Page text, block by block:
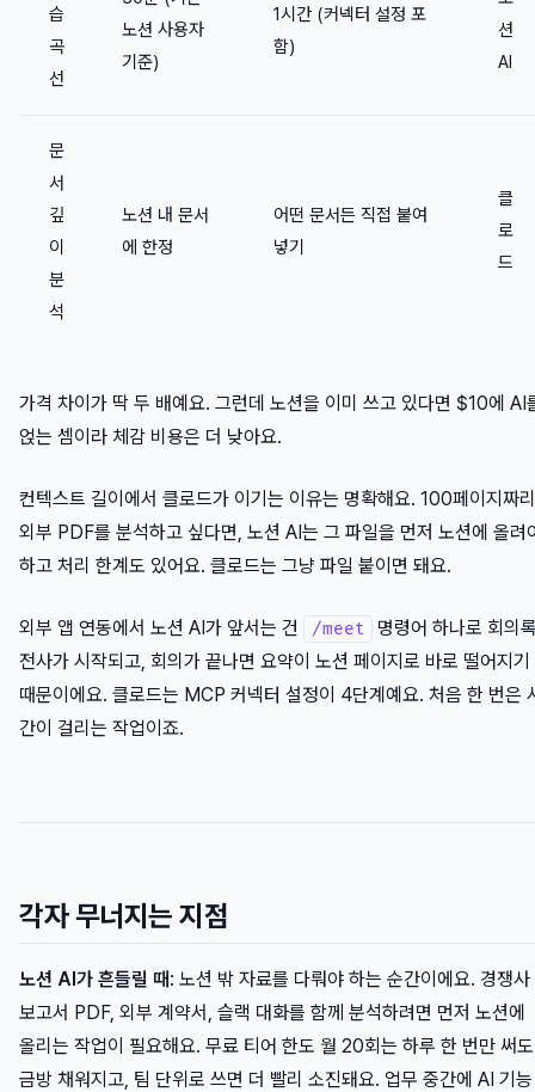
습
곡
선
노션 사용자
기준)
1시간 (커넥터 설정 포
함)
션
AI
문
서
깊
이
분
석
노션 내 문서
에 한정
어떤 문서든 직접 붙여
넣기
클
로
드
가격 차이가 딱 두 배예요. 그런데 노션을 이미 쓰고 있다면 $10에 AI
얹는 셈이라 체감 비용은 더 낮아요.
컨텍스트 길이에서 클로드가 이기는 이유는 명확해요. 100페이지짜리
외부 PDF를 분석하고 싶다면, 노션 AI는 그 파일을 먼저 노션에 올려
하고 처리 한계도 있어요. 클로드는 그냥 파일 붙이면 돼요.
외부 앱 연동에서 노션 AI가 앞서는 건 /meet
명령어 하나로 회의
전사가 시작되고, 회의가 끝나면 요약이 노션 페이지로 바로 떨어지기
때문이에요. 클로드는 MCP 커넥터 설정이 4단계예요. 처음 한 번은
간이 걸리는 작업이죠.
각자 무너지는 지점
노션 AI가 흔들릴 때: 노션 밖 자료를 다뤄야 하는 순간이에요. 경쟁사
보고서 PDF, 외부 계약서, 슬랙 대화를 함께 분석하려면 먼저 노션에
올리는 작업이 필요해요. 무료 티어 한도 월 20회는 하루 한 번만 써도
금방 채워지고, 팀 단위로 쓰면 더 빨리 소진돼요. 업무 중간에 AI 기능